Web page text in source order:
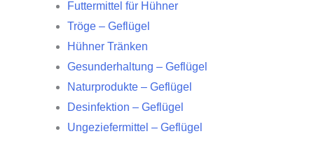
Futtermittel für Hühner
Tröge – Geflügel
Hühner Tränken
Gesunderhaltung – Geflügel
Naturprodukte – Geflügel
Desinfektion – Geflügel
Ungeziefermittel – Geflügel